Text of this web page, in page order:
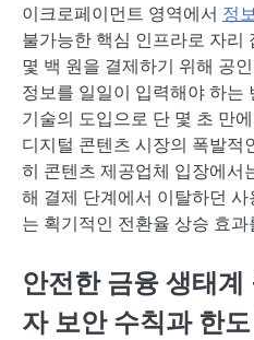
이크로페이먼트 영역에서 정
불가능한 핵심 인프라로 자리
몇 백 원을 결제하기 위해 공
정보를 일일이 입력해야 하는
기술의 도입으로 단 몇 초 만
디지털 콘텐츠 시장의 폭발적
히 콘텐츠 제공업체 입장에서
해 결제 단계에서 이탈하던
는 획기적인 전환율 상승 효
안전한 금융 생태
자 보안 수칙과 한